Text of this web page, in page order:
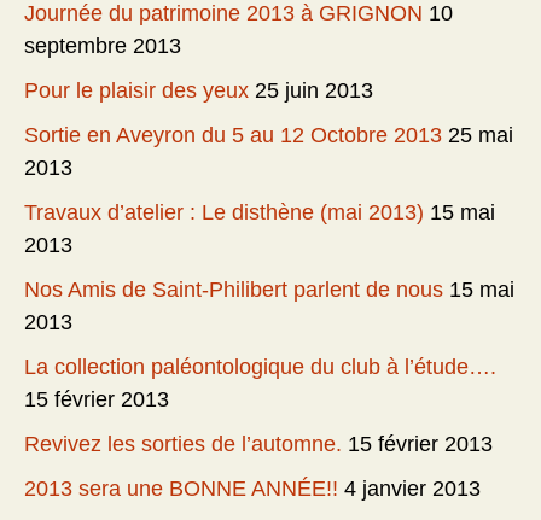
Journée du patrimoine 2013 à GRIGNON 10
septembre 2013
Pour le plaisir des yeux 25 juin 2013
Sortie en Aveyron du 5 au 12 Octobre 2013 25 mai
2013
Travaux d’atelier : Le disthène (mai 2013) 15 mai
2013
Nos Amis de Saint-Philibert parlent de nous 15 mai
2013
La collection paléontologique du club à l’étude….
15 février 2013
Revivez les sorties de l’automne. 15 février 2013
2013 sera une BONNE ANNÉE!! 4 janvier 2013